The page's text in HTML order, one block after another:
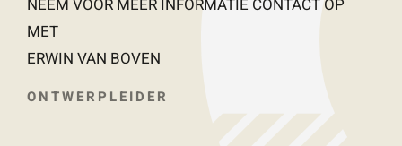
NEEM VOOR MEER INFORMATIE CONTACT OP
MET
ERWIN VAN BOVEN
ONTWERPLEIDER